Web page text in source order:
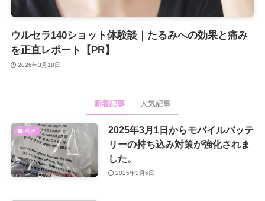
ウルセラ140ショット体験談｜たるみへの効果と痛み
を正直レポート【PR】
2026年3月18日
新着記事 人気記事
韓国
2025年3月1日からモバイルバッテ
リーの持ち込み対策が強化されま
した。
2025年3月5日